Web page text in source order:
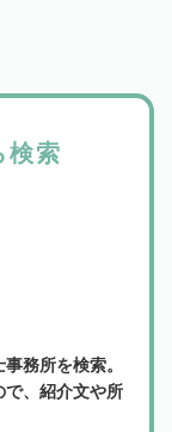
検索
務所を検索。
で、紹介文や所